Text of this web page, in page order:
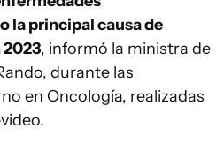
la principal causa de
2023, informó la ministra de
durante las
en Oncología, realizadas